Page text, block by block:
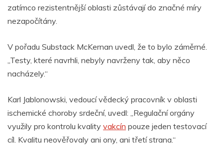
zatímco rezistentnější oblasti zůstávají do značné míry
nezapočítány.
V pořadu Substack McKernan uvedl, že to bylo záměrné.
„Testy, které navrhli, nebyly navrženy tak, aby něco
nacházely.“
Karl Jablonowski, vedoucí vědecký pracovník v oblasti
ischemické choroby srdeční, uvedl: „Regulační orgány
využily pro kontrolu kvality vakcín pouze jeden testovací
cíl. Kvalitu neověřovaly ani ony, ani třetí strana.“